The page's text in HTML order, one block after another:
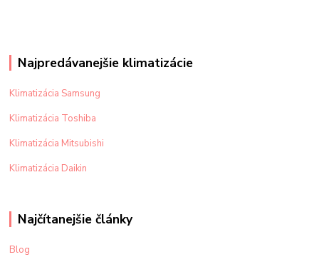
Najpredávanejšie klimatizácie
Klimatizácia Samsung
Klimatizácia Toshiba
Klimatizácia Mitsubishi
Klimatizácia Daikin
Najčítanejšie články
Blog